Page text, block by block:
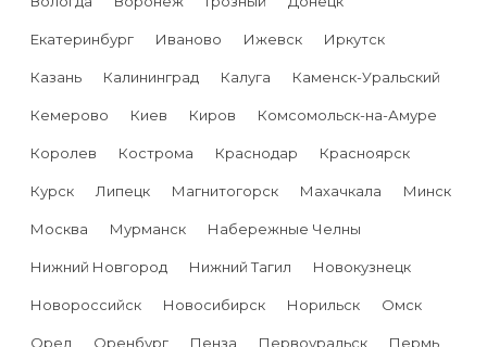
Екатеринбург Иваново Ижевск Иркутск
Казань Калининград Калуга Каменск-Уральский
Кемерово Киев Киров Комсомольск-на-Амуре
Королев Кострома Краснодар Красноярск
Курск Липецк Магнитогорск Махачкала Минск
Москва Мурманск Набережные Челны
Нижний Новгород Нижний Тагил Новокузнецк
Новороссийск Новосибирск Норильск Омск
Орел Оренбург Пенза Первоуральск Пермь